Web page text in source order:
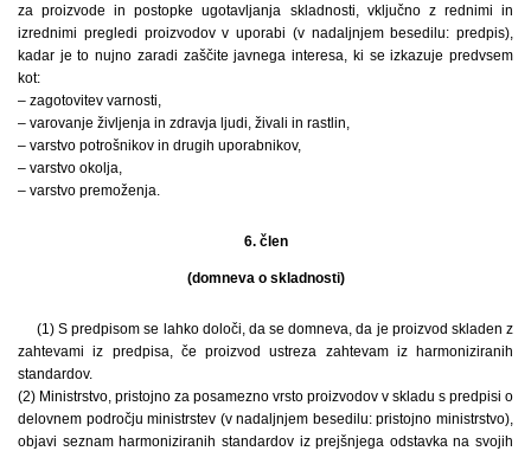
za proizvode in postopke ugotavljanja skladnosti, vključno z rednimi in
izrednimi pregledi proizvodov v uporabi (v nadaljnjem besedilu: predpis),
kadar je to nujno zaradi zaščite javnega interesa, ki se izkazuje predvsem
kot:
– zagotovitev varnosti,
– varovanje življenja in zdravja ljudi, živali in rastlin,
– varstvo potrošnikov in drugih uporabnikov,
– varstvo okolja,
– varstvo premoženja.
6. člen
(domneva o skladnosti)
(1) S predpisom se lahko določi, da se domneva, da je proizvod skladen z
zahtevami iz predpisa, če proizvod ustreza zahtevam iz harmoniziranih
standardov.
(2) Ministrstvo, pristojno za posamezno vrsto proizvodov v skladu s predpisi o
delovnem področju ministrstev (v nadaljnjem besedilu: pristojno ministrstvo),
objavi seznam harmoniziranih standardov iz prejšnjega odstavka na svojih